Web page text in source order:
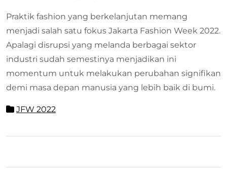
Praktik fashion yang berkelanjutan memang
menjadi salah satu fokus Jakarta Fashion Week 2022.
Apalagi disrupsi yang melanda berbagai sektor
industri sudah semestinya menjadikan ini
momentum untuk melakukan perubahan signifikan
demi masa depan manusia yang lebih baik di bumi.
JFW 2022